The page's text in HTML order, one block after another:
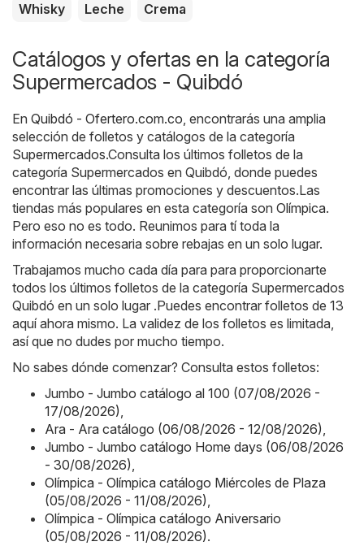
Whisky Leche Crema
Catálogos y ofertas en la categoría
Supermercados - Quibdó
En Quibdó - Ofertero.com.co, encontrarás una amplia
selección de folletos y catálogos de la categoría
Supermercados.Consulta los últimos folletos de la
categoría Supermercados en Quibdó, donde puedes
encontrar las últimas promociones y descuentos.Las
tiendas más populares en esta categoría son Olímpica.
Pero eso no es todo. Reunimos para tí toda la
información necesaria sobre rebajas en un solo lugar.
Trabajamos mucho cada día para para proporcionarte
todos los últimos folletos de la categoría Supermercados
Quibdó en un solo lugar .Puedes encontrar folletos de 13
aquí ahora mismo. La validez de los folletos es limitada,
así que no dudes por mucho tiempo.
No sabes dónde comenzar? Consulta estos folletos:
Jumbo - Jumbo catálogo al 100 (07/08/2026 -
17/08/2026),
Ara - Ara catálogo (06/08/2026 - 12/08/2026),
Jumbo - Jumbo catálogo Home days (06/08/2026
- 30/08/2026),
Olímpica - Olímpica catálogo Miércoles de Plaza
(05/08/2026 - 11/08/2026),
Olímpica - Olímpica catálogo Aniversario
(05/08/2026 - 11/08/2026).